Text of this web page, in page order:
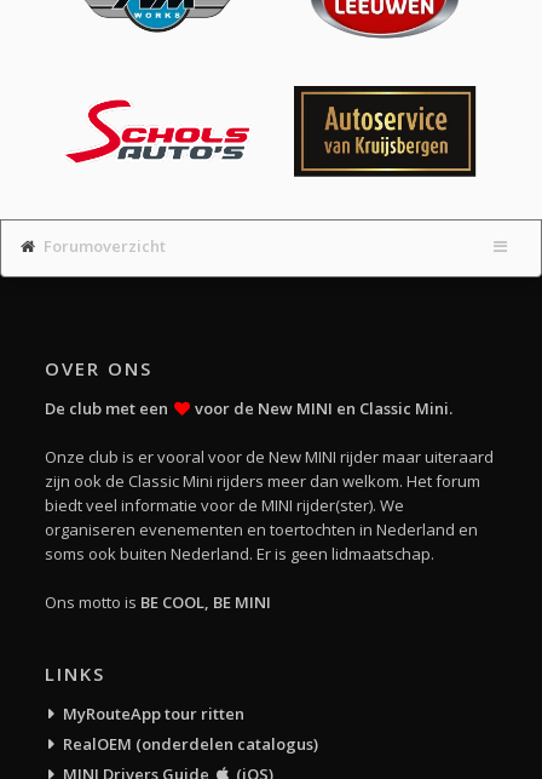
Forumoverzicht
OVER ONS
De club met een voor de New MINI en Classic Mini.
Onze club is er vooral voor de New MINI rijder maar uiteraard
zijn ook de Classic Mini rijders meer dan welkom. Het forum
biedt veel informatie voor de MINI rijder(ster). We
organiseren evenementen en toertochten in Nederland en
soms ook buiten Nederland. Er is geen lidmaatschap.
Ons motto is BE COOL, BE MINI
LINKS
MyRouteApp tour ritten
RealOEM (onderdelen catalogus)
MINI Drivers Guide
(iOS)